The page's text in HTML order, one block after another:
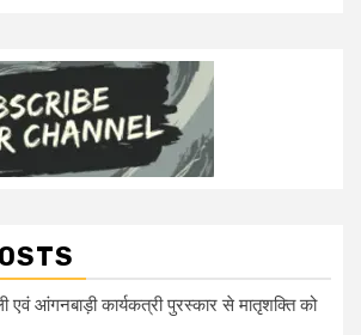
एवं आंगनबाड़ी कार्यकत्री पुरस्कार से मातृशक्ति को